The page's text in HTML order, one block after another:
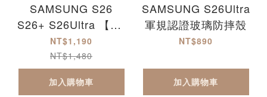
SAMSUNG S26
S26+ S26Ultra 【9H
滿版防爆玻璃保護貼
+軍規認證軟硬防摔
殼】超值組合包
S26Plus
NT$1,190
NT$1,480
加入購物車
SAMSUNG S26Ultra
軍規認證玻璃防摔殼
NT$890
加入購物車